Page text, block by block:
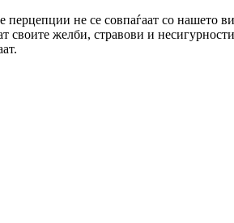
перцепции не се совпаѓаат со нашето
своите желби, стравови и